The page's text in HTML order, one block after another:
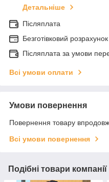
Детальніше
Післяплата
Безготівковий
Післяплата за умови
Всі умови оплати
Умови повернення
Повернення товару
Всі умови повернення
Подібні товари компанії